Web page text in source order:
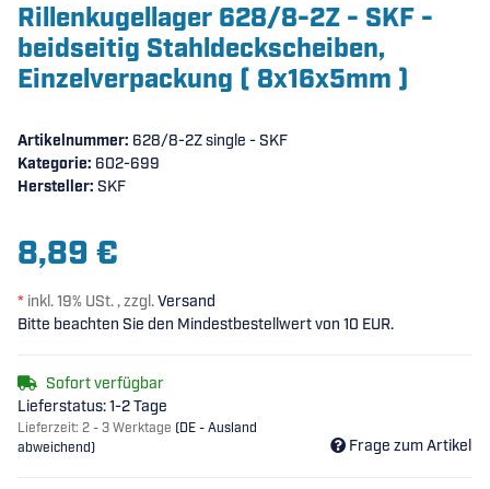
Rillenkugellager 628/8-2Z - SKF -
beidseitig Stahldeckscheiben,
Einzelverpackung ( 8x16x5mm )
Artikelnummer: 628/8-2Z single - SKF
Kategorie: 602-699
Hersteller: SKF
8,89 €
* inkl. 19% USt. , zzgl.Versand
Bitte beachten Sie den Mindestbestellwert von 10 EUR.
Sofort verfügbar
Lieferstatus: 1-2 Tage
Lieferzeit: 2 - 3 Werktage (DE - Ausland
abweichend)
Frage zum Artikel